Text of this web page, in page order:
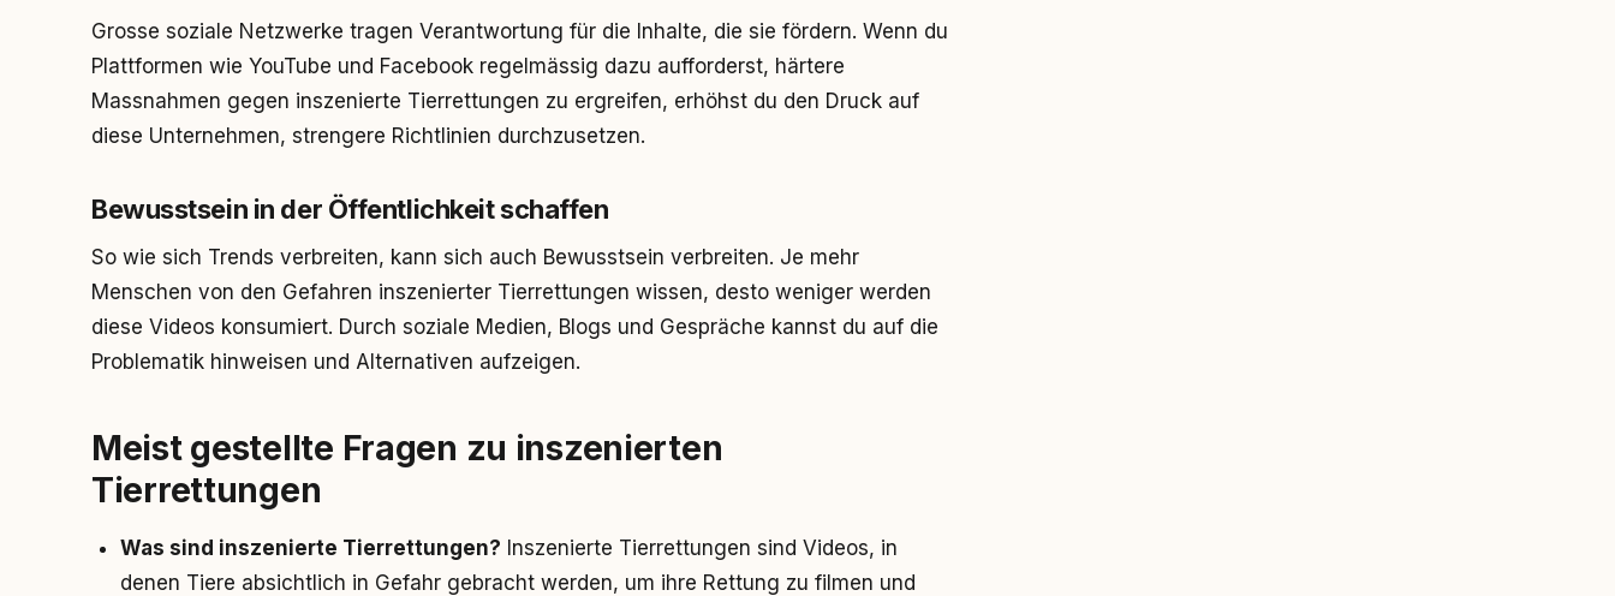
Grosse soziale Netzwerke tragen Verantwortung für die Inhalte, die sie fördern. Wenn du
Plattformen wie YouTube und Facebook regelmässig dazu aufforderst, härtere
Massnahmen gegen inszenierte Tierrettungen zu ergreifen, erhöhst du den Druck auf
diese Unternehmen, strengere Richtlinien durchzusetzen.
Bewusstsein in der Öffentlichkeit schaffen
So wie sich Trends verbreiten, kann sich auch Bewusstsein verbreiten. Je mehr
Menschen von den Gefahren inszenierter Tierrettungen wissen, desto weniger werden
diese Videos konsumiert. Durch soziale Medien, Blogs und Gespräche kannst du auf die
Problematik hinweisen und Alternativen aufzeigen.
Meist gestellte Fragen zu inszenierten
Tierrettungen
Was sind inszenierte Tierrettungen? Inszenierte Tierrettungen sind Videos, in
denen Tiere absichtlich in Gefahr gebracht werden, um ihre Rettung zu filmen und